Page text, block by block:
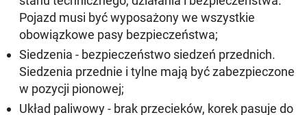
Pojazd musi być wyposażony we wszystkie
obowiązkowe pasy bezpieczeństwa;
Siedzenia - bezpieczeństwo siedzeń przednich.
Siedzenia przednie i tylne mają być zabezpieczone
w pozycji pionowej;
Układ paliwowy - brak przecieków, korek pasuje do